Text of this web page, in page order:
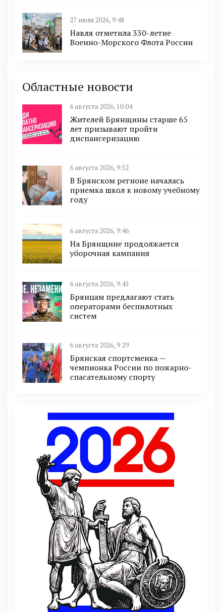
27 июля 2026, 9:48
Навля отметила 330-летие
Военно-Морского Флота России
Областные новости
6 августа 2026, 10:04
Жителей Брянщины старше 65
лет призывают пройти
диспансеризацию
6 августа 2026, 9:52
В Брянском регионе началась
приемка школ к новому учебному
году
6 августа 2026, 9:46
На Брянщине продолжается
уборочная кампания
6 августа 2026, 9:45
Брянцам предлагают cтать
оперaтoрами бeспилотных
систeм
6 августа 2026, 9:29
Брянская спортсменка —
чемпионка России по пожарно-
спасательному спорту